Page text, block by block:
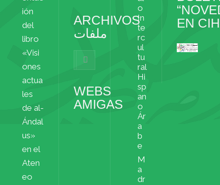
ión
del
libro
«Visi
ones
actua
les
de al-
Ándal
us»
en el
Aten
eo
ARCHIVOS
ملفات
Archivos
ملفات
WEBS
AMIGAS
o
In
te
rc
ul
tu
ral
Hi
sp
an
o
Ár
a
b
e
M
a
dr
EN